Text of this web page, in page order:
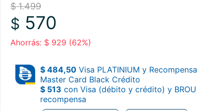
$ 1.499
$ 570
Ahorrás: $ 929 (62%)
$ 484,50 Visa PLATINIUM y Recompensa
Master Card Black Crédito
$ 513 con Visa (débito y crédito) y BROU
recompensa